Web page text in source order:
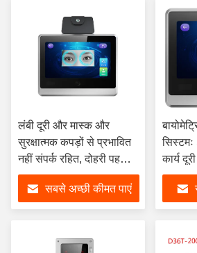
लंबी दूरी और मास्क और
सुरक्षात्मक कपड़ों से प्रभावित
नहीं संपर्क रहित, दोहरी पहचान
और तापमान माप
सबसे अच्छी कीमत पाएं
कार्य